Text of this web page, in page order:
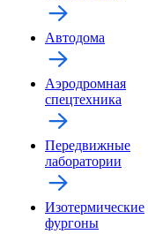
Автодома
Аэродромная
спецтехника
Передвижные
лаборатории
Изотермические
фургоны